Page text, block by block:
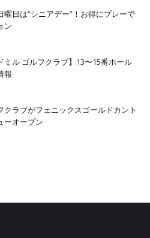
曜日は“シニアデー”！お得にプレーで
ン
ミル ゴルフクラブ】13〜15番ホール
報
クラブがフェニックスゴールドカント
ーオープン